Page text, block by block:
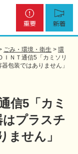
ごみ・環境・衛生 > 環
ＩＮＴ通信5「カミソリ
包装ではありません」
信5「カミ
プラスチ
ません」